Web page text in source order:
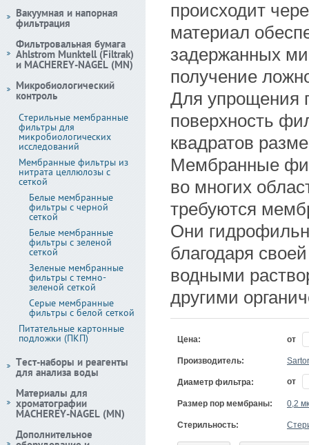
происходит
материал
задержанных
получение
Для упрощения
поверхность
квадратов
Мембранные
во многих
требуются
Они
благодаря
водными
другими
Цена: от
Производитель:
Диаметр фильтра: от
Размер пор мембраны: 0,2
Стерильность:
Вакуумная и напорная
фильтрация
Фильтровальная бумага
Ahlstrom Munktell (Filtrak)
и MACHEREY-NAGEL (MN)
Микробиологический
контроль
Стерильные мембранные
фильтры для
микробиологических
исследований
Мембранные фильтры из
нитрата целлюлозы с
сеткой
Белые мембранные
фильтры с черной
сеткой
Белые мембранные
фильтры с зеленой
сеткой
Зеленые мембранные
фильтры с темно-
зеленой сеткой
Серые мембранные
фильтры с белой сеткой
Питательные картонные
подложки (ПКП)
Тест-наборы и реагенты
для анализа воды
Материалы для
хроматографии
MACHEREY-NAGEL (MN)
Дополнительное